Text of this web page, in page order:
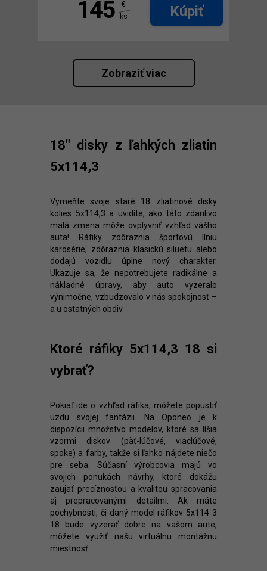
145
€
ks
Kúpiť
Zobraziť viac
18" disky z ľahkých zliatin
5x114,3
Vymeňte svoje staré 18 zliatinové disky
kolies 5x114,3 a uvidíte, ako táto zdanlivo
malá zmena môže ovplyvniť vzhľad vášho
auta! Ráfiky zdôraznia športovú líniu
karosérie, zdôraznia klasickú siluetu alebo
dodajú vozidlu úplne nový charakter.
Ukazuje sa, že nepotrebujete radikálne a
nákladné úpravy, aby auto vyzeralo
výnimočne, vzbudzovalo v nás spokojnosť –
a u ostatných obdiv.
Ktoré ráfiky 5x114,3 18 si
vybrať?
Pokiaľ ide o vzhľad ráfika, môžete popustiť
uzdu svojej fantázii. Na Oponeo je k
dispozícii množstvo modelov, ktoré sa líšia
vzormi diskov (päť-lúčové, viaclúčové,
spoke) a farby, takže si ľahko nájdete niečo
pre seba. Súčasní výrobcovia majú vo
svojich ponukách návrhy, ktoré dokážu
zaujať precíznosťou a kvalitou spracovania
aj prepracovanými detailmi. Ak máte
pochybnosti, či daný model ráfikov 5x114 3
18 bude vyzerať dobre na vašom aute,
môžete využiť našu virtuálnu montážnu
miestnosť.